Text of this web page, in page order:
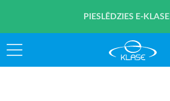
PIESLĒDZIES E-KLASEI